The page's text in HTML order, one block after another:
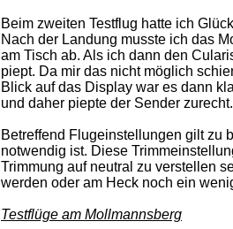
Beim zweiten Testflug hatte ich
Nach der Landung musste ich das
am Tisch ab. Als ich dann den
piept. Da mir das nicht möglich
Blick auf das Display war es dann
und daher piepte der Sender
Betreffend Flugeinstellungen gilt zu
notwendig ist. Diese
Trimmung auf neutral zu verstellen
werden oder am Heck noch ein
Testflüge am Mollmannsberg